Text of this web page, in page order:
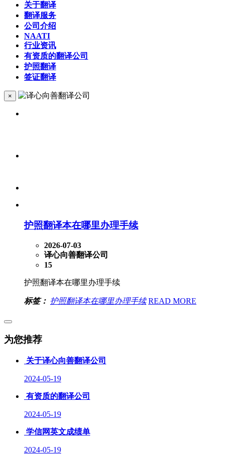
关于翻译
翻译服务
公司介绍
NAATI
行业资讯
有资质的翻译公司
护照翻译
签证翻译
×
护照翻译本在哪里办理手续
2026-07-03
译心向善翻译公司
15
护照翻译本在哪里办理手续
标签： 护照翻译本在哪里办理手续 READ MORE
为您推荐
关于译心向善翻译公司
2024-05-19
有资质的翻译公司
2024-05-19
学信网英文成绩单
2024-05-19